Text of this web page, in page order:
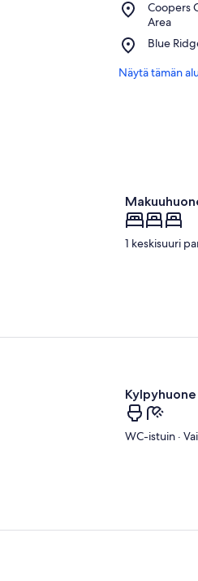
River
Coopers
Area
Place,
Coopers
Creek
Wildlife
Area
Blue
Place,
Ridge
Näytä tämän
1 keskisuuri
WC-istuin ·